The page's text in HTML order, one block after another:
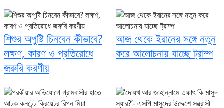
শিশুর অপুষ্টি চিনবেন কীভাবে?
লক্ষণ, কারণ ও প্রতিরোধে
জরুরি করণীয়
আজ থেকে ইরানের সঙ্গে নতুন
করে আলোচনায় যাচ্ছে ট্রাম্প